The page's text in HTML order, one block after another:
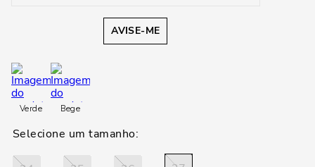
AVISE-ME
Verde Bege